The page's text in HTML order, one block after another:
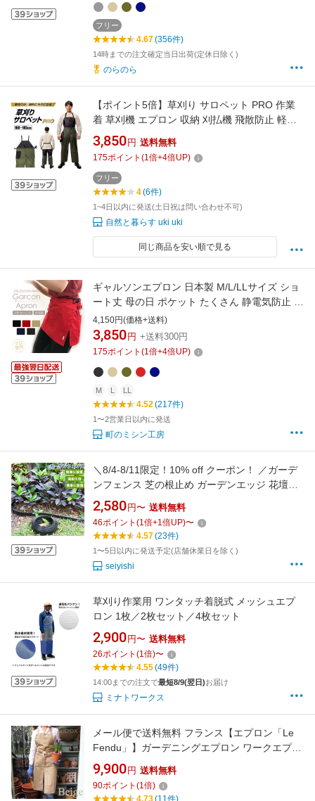
フリー
4.67(356件)
14時までの注文確定当日出荷(定休日除く)
のらのら
【ポイント5倍】草刈り サロペット PRO 作業
着 草刈機 エプロン 収納 刈払機 飛散防止 軽量
ガーデニング ウェア つなぎ 服 園芸 草取り 草
刈り 服装 便利 グッズ 庭仕事 疲労軽減 暑さ 暑
さ対策 安全 除草 大きいサイズ フリー ツナギ
カーキ G-007
3,850 円 送料無料
175ポイント (1倍+4倍UP)
フリー
4(6件)
1~4日以内に発送(土日祝は問い合わせ不可)
自然と暮らす uki uki
同じ商品を安い順で見る
ギャルソンエプロン 日本製 M/L/LLサイズ ショ
ート丈 母の日 ポケット たくさん 静電気防止 カ
フェエプロン お尻が隠れるエプロン ユニフォ
ーム 業務用 LIETO プレゼント 美容師 スタイリ
スト トリマー ガーデニング 散歩 ユニホーム 制
4,150円(価格+送料)
3,850 円 +送料300円
175ポイント (1倍+4倍UP)
M L LL
4.52(217件)
1〜2営業日以内に発送
町のミシン工房
＼8/4-8/11限定！10% off クーポン！ ／ガーデ
ンフェンス 芝の根止め ガーデンエッジ 花壇の
土止め L字型 ガーデニング 花壇 柵 フリーデザ
インエッジ 人工芝の仕切り 園芸用品 砂利と土
の仕切り 土留め 雑草防止シート 庭造り 設置簡
単 家庭菜園 sei-240828
2,580 円〜 送料無料
46ポイント (1倍+1倍UP)〜
4.57(23件)
1〜5日以内に発送予定(店舗休業日を除く)
seiyishi
草刈り作業用 ワンタッチ着脱式 メッシュエプ
ロン 1枚／2枚セット／4枚セット
2,900 円〜 送料無料
26ポイント (1倍)〜
4.55(49件)
14:00までの注文で最短8/9(翌日)お届け
ミナトワークス
メール便で送料無料 フランス【エプロン「Le
Fendu」】ガーデニングエプロン ワークエプロ
ン 園芸 作業服 作業着 おしゃれ キッチン 男女
兼用 ギフト対応可 敬老の日ギフト
9,900 円 送料無料
90ポイント (1倍)